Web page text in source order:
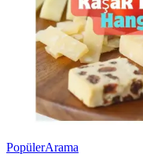
PopülerArama